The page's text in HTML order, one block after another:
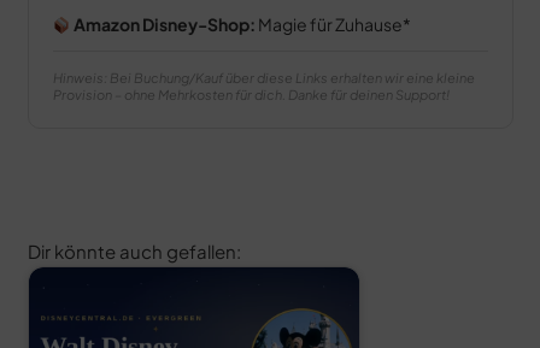
Amazon Disney-Shop: Magie für Zuhause
Hinweis: Bei Buchung/Kauf über diese Links erhalten wir eine kleine
Provision – ohne Mehrkosten für dich. Danke für deinen Support!
Dir könnte auch gefallen: